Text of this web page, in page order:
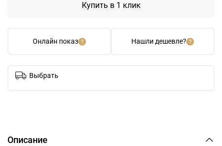
Онлайн показ Нашли дешевле?
Купить в 1 клик
Выбрать
Описание